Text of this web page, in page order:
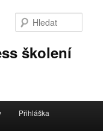
školení
Přihláška